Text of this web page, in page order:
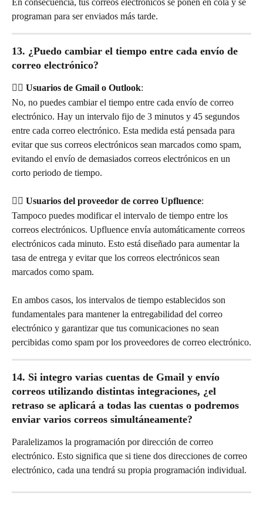
En consecuencia, tus correos electrónicos se ponen en cola y se
programan para ser enviados más tarde.
13. ¿Puedo cambiar el tiempo entre cada envío de
correo electrónico?
👉🏻 Usuarios de Gmail o Outlook:
No, no puedes cambiar el tiempo entre cada envío de correo
electrónico. Hay un intervalo fijo de 3 minutos y 45 segundos
entre cada correo electrónico. Esta medida está pensada para
evitar que sus correos electrónicos sean marcados como spam,
evitando el envío de demasiados correos electrónicos en un
corto periodo de tiempo.
👉🏻 Usuarios del proveedor de correo Upfluence:
Tampoco puedes modificar el intervalo de tiempo entre los
correos electrónicos. Upfluence envía automáticamente correos
electrónicos cada minuto. Esto está diseñado para aumentar la
tasa de entrega y evitar que los correos electrónicos sean
marcados como spam.
En ambos casos, los intervalos de tiempo establecidos son
fundamentales para mantener la entregabilidad del correo
electrónico y garantizar que tus comunicaciones no sean
percibidas como spam por los proveedores de correo electrónico.
14. Si integro varias cuentas de Gmail y envío
correos utilizando distintas integraciones, ¿el
retraso se aplicará a todas las cuentas o podremos
enviar varios correos simultáneamente?
Paralelizamos la programación por dirección de correo
electrónico. Esto significa que si tiene dos direcciones de correo
electrónico, cada una tendrá su propia programación individual.